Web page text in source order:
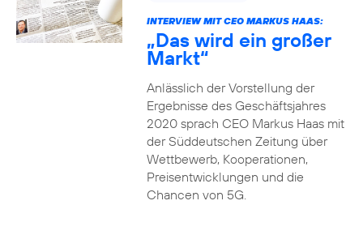
INTERVIEW MIT CEO MARKUS HAAS:
„Das wird ein großer
Markt“
Anlässlich der Vorstellung der
Ergebnisse des Geschäftsjahres
2020 sprach CEO Markus Haas mit
der Süddeutschen Zeitung über
Wettbewerb, Kooperationen,
Preisentwicklungen und die
Chancen von 5G.